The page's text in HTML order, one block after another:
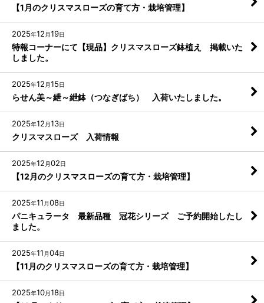
【1月のクリスマスローズの育て方・栽培管理】
2025年12 月19日
特報コーナーにて【現品】クリスマスローズ鉢植え 掲載いた
しました。
2025年12 月15日
らせん美～紲～紲鉢（つなぎばち） 入荷いたしました。
2025年12 月13日
クリスマスローズ 入荷情報
2025年12 月02日
【12月のクリスマスローズの育て方・栽培管理】
2025年11 月08日
パニキュラータ 最新品種 冠花シリーズ ご予約開始したし
ました。
2025年11 月04日
【11月のクリスマスローズの育て方・栽培管理】
2025年10月18日